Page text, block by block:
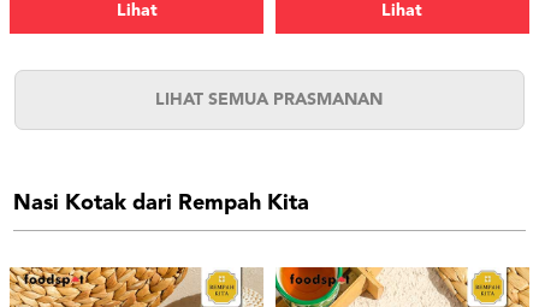
Lihat Lihat
LIHAT SEMUA PRASMANAN
Nasi Kotak dari Rempah Kita